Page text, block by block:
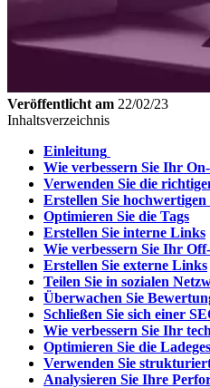
Veröffentlicht am 22/02/23
Inhaltsverzeichnis
Einleitung
Wie verbessern Sie Ihr
Verwenden Sie die
Erstellen Sie
Optimieren Sie die Tags
Erstellen Sie interne Links
Wie verbessern Sie Ihr
Erstellen Sie externe Links
Teilen Sie in sozialen
Überwachen Sie
Schließen Sie sich einer
Wie verbessern Sie Ihr
Optimieren Sie die
Verwenden Sie
Analysieren Sie Ihre